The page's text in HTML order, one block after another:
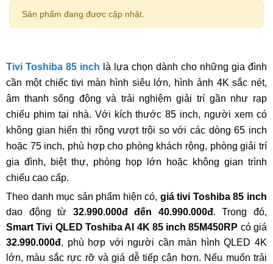
Sản phẩm đang được cập nhật.
Tivi Toshiba 85 inch là lựa chọn dành cho những gia đình
cần một chiếc tivi màn hình siêu lớn, hình ảnh 4K sắc nét,
âm thanh sống động và trải nghiệm giải trí gần như rạp
chiếu phim tại nhà. Với kích thước 85 inch, người xem có
không gian hiển thị rộng vượt trội so với các dòng 65 inch
hoặc 75 inch, phù hợp cho phòng khách rộng, phòng giải trí
gia đình, biệt thự, phòng họp lớn hoặc không gian trình
chiếu cao cấp.
Theo danh mục sản phẩm hiện có, giá tivi Toshiba 85 inch
dao động từ 32.990.000đ đến 40.990.000đ. Trong đó,
Smart Tivi QLED Toshiba AI 4K 85 inch 85M450RP có giá
32.990.000đ, phù hợp với người cần màn hình QLED 4K
lớn, màu sắc rực rỡ và giá dễ tiếp cận hơn. Nếu muốn trải